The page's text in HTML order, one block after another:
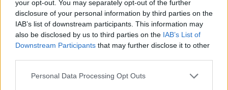
your opt-out. You may separately opt-out of the further
disclosure of your personal information by third parties on the
IAB’s list of downstream participants. This information may
also be disclosed by us to third parties on the IAB’s List of
Downstream Participants that may further disclose it to other
Please note that this website/app uses one or more Google
Personal Data Processing Opt Outs
που δεν έχουν σχέση με αυτή, ενώ
πρέπει να τηρούνται αρχεία ατόμων και
οχημάτων που εισέρχονται στην
εκμετάλλευση.
Απαγορεύεται η σίτιση των χοίρων με
χρήση φρέσκου χόρτου ή καρπών από